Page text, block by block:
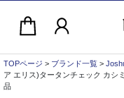
TOPページ > ブランド一覧 >
ア エリス)タータンチェック カシ
品